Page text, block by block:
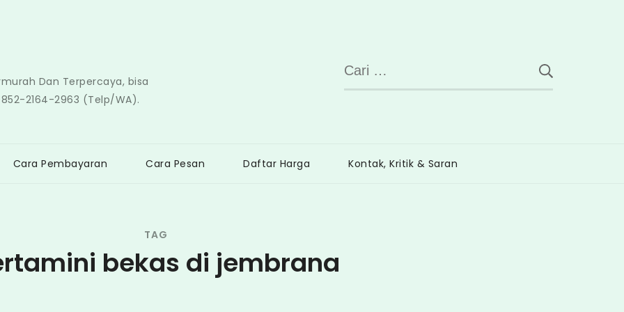
Dan Terpercaya, bisa
2164-2963 (Telp/WA).
Cari
untuk:
Cara Pembayaran Cara Pesan Daftar Harga Kontak, Kritik & Saran
TAG
bekas di jembrana